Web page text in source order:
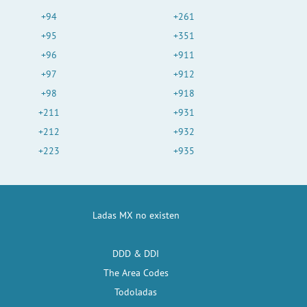
+94
+95
+96
+97
+98
+211
+212
+223
+261
+351
+911
+912
+918
+931
+932
+935
Ladas MX no existen
DDD & DDI
The Area Codes
Todoladas